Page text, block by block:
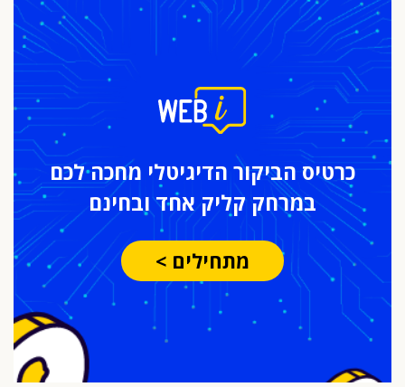
כרטיס הביקור הדיגיטלי מחכה לכם
במרחק קליק אחד ובחינם
מתחילים >